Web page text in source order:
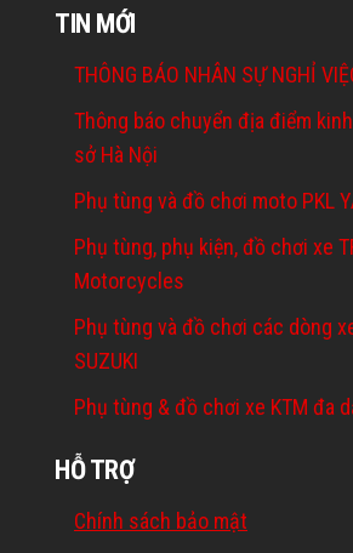
TIN MỚI
THÔNG BÁO NHÂN SỰ NGHỈ
Thông báo chuyển địa điểm
sở Hà Nội
Phụ tùng và đồ chơi moto PKL
Phụ tùng, phụ kiện, đồ chơi xe
Motorcycles
Phụ tùng và đồ chơi các dòng
SUZUKI
Phụ tùng & đồ chơi xe KTM đa
HỖ TRỢ
Chính sách bảo mật